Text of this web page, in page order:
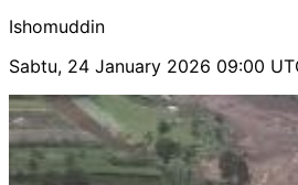
Ishomuddin
Sabtu, 24 January 2026 09:00